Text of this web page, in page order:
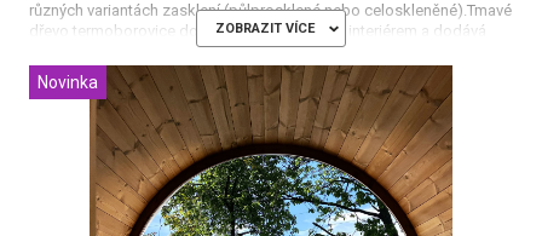
různých variantách zasklení (půlprosklené nebo celoskleněné).Tmavé
dřevo termoborovice dokonale ladí s lipovým interiérem a dodává
celému sudu stylový nádech.
ZOBRAZIT VÍCE
Novinka